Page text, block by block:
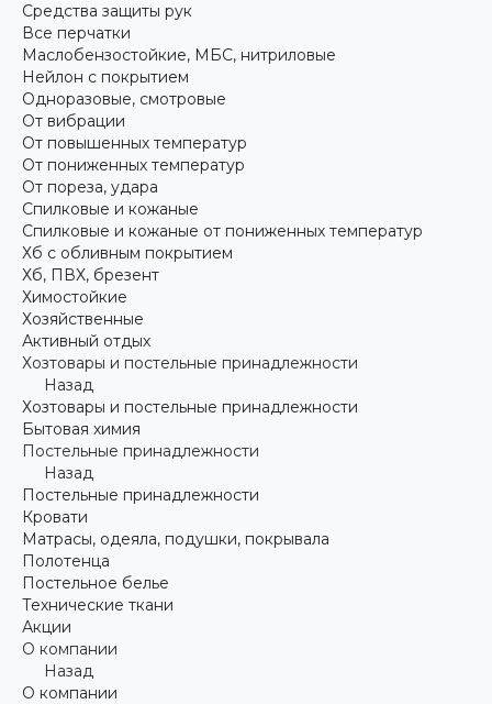
Средства защиты рук
Все перчатки
Маслобензостойкие, МБС, нитриловые
Нейлон с покрытием
Одноразовые, смотровые
От вибрации
От повышенных температур
От пониженных температур
От пореза, удара
Спилковые и кожаные
Спилковые и кожаные от пониженных температур
Хб с обливным покрытием
Хб, ПВХ, брезент
Химостойкие
Хозяйственные
Активный отдых
Хозтовары и постельные принадлежности
Назад
Хозтовары и постельные принадлежности
Бытовая химия
Постельные принадлежности
Назад
Постельные принадлежности
Кровати
Матрасы, одеяла, подушки, покрывала
Полотенца
Постельное белье
Технические ткани
Акции
О компании
Назад
О компании